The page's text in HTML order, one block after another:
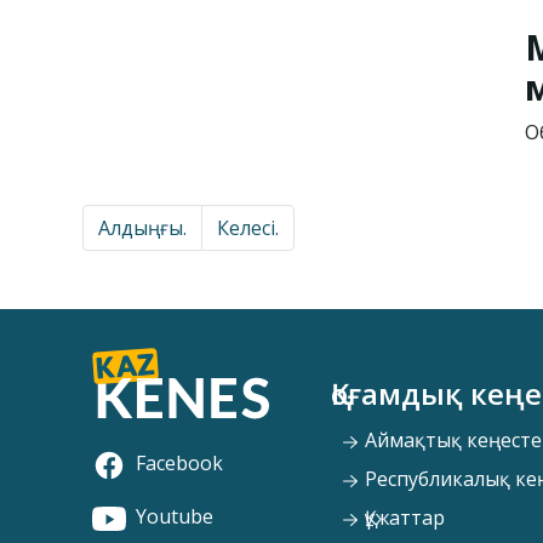
Алдыңғы. Келесі.
Facebook
Youtube
Қоғамдық
Аймақтық
Республикалық
Құжаттар